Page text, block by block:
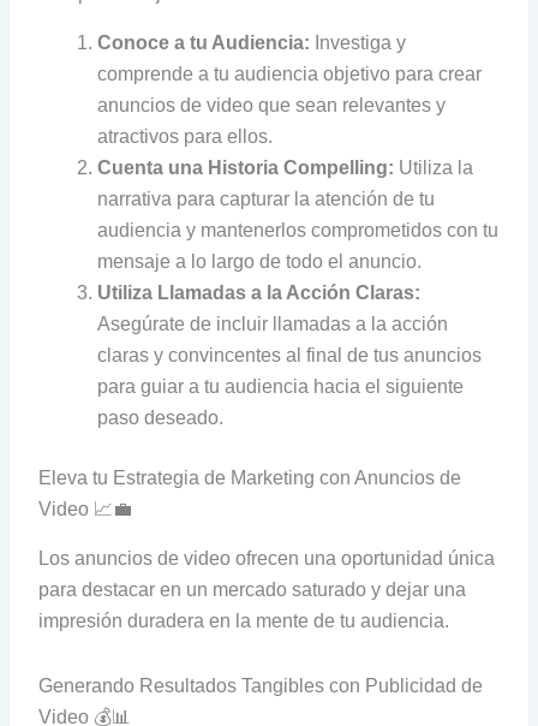
Conoce a tu Audiencia: Investiga y
comprende a tu audiencia objetivo para crear
anuncios de video que sean relevantes y
atractivos para ellos.
Cuenta una Historia Compelling: Utiliza la
narrativa para capturar la atención de tu
audiencia y mantenerlos comprometidos con tu
mensaje a lo largo de todo el anuncio.
Utiliza Llamadas a la Acción Claras:
Asegúrate de incluir llamadas a la acción
claras y convincentes al final de tus anuncios
para guiar a tu audiencia hacia el siguiente
paso deseado.
Eleva tu Estrategia de Marketing con Anuncios de
Video 📈💼
Los anuncios de video ofrecen una oportunidad única
para destacar en un mercado saturado y dejar una
impresión duradera en la mente de tu audiencia.
Generando Resultados Tangibles con Publicidad de
Video 💰📊